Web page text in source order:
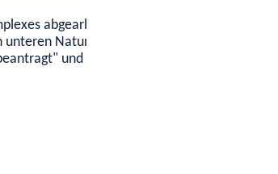
abgearbeitet haben, können Sie den
Naturschutzbehörde stellen.
und wird der unteren